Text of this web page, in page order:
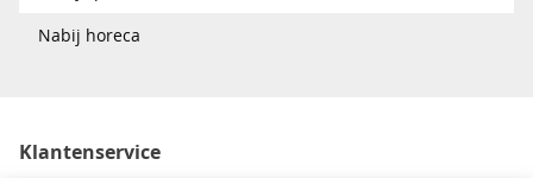
Nabij horeca
Klantenservice